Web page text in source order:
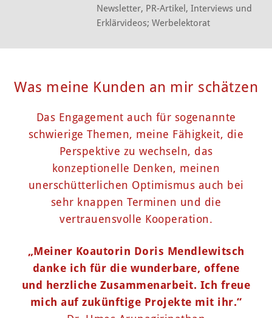
Newsletter, PR-Artikel, Interviews und
Erklärvideos; Werbelektorat
Was meine Kunden an mir schätzen
Das Engagement auch für sogenannte
schwierige Themen, meine Fähigkeit, die
Perspektive zu wechseln, das
konzeptionelle Denken, meinen
unerschütterlichen Optimismus auch bei
sehr knappen Terminen und die
vertrauensvolle Kooperation.
„Meiner Koautorin Doris Mendlewitsch
danke ich für die wunderbare, offene
und herzliche Zusammenarbeit. Ich freue
mich auf zukünftige Projekte mit ihr.“